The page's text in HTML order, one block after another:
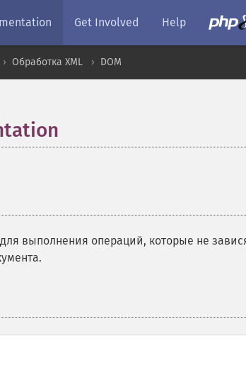
Get Involved Help
Обработка XML DOM
выполнения операций, которые не